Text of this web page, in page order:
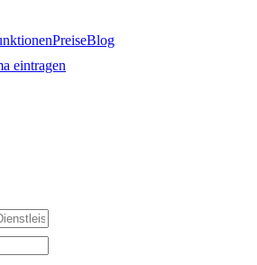
PreiseBlog
eintragen